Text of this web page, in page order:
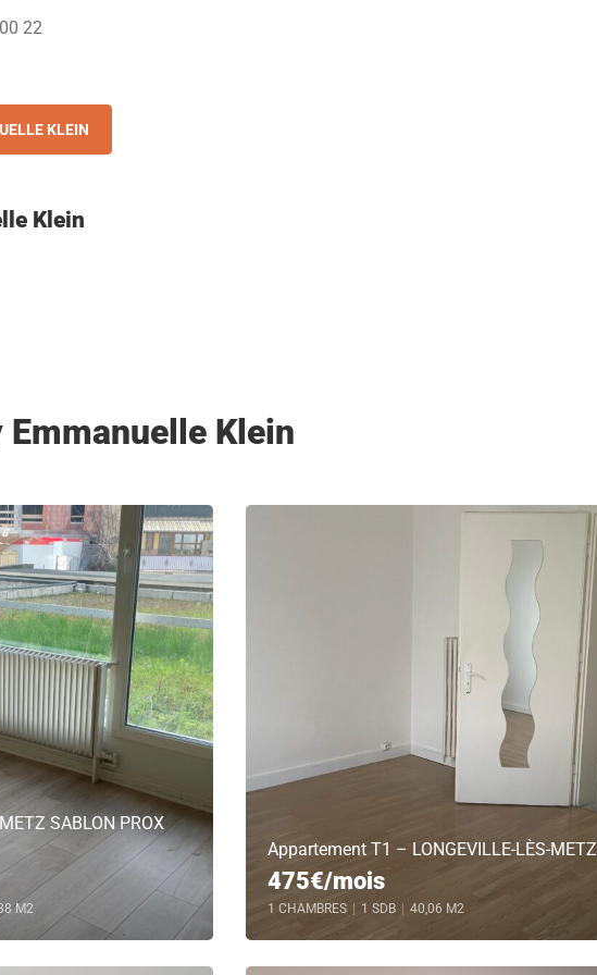
22
KLEIN
Klein
Klein
SABLON PROX
M2
Appartement T1 – LONGEVILLE-LÈS-METZ
475€/mois
1 CHAMBRES 1 SDB 40,06 M2